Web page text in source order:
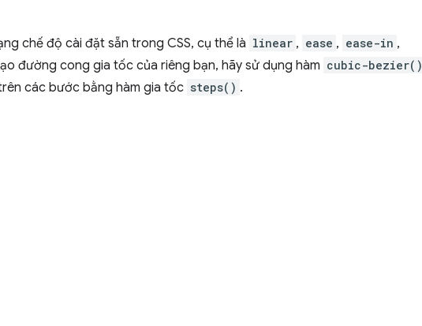
chế độ cài đặt sẵn trong CSS, cụ thể là linear , ease , ease-in ,
đường cong gia tốc của riêng bạn, hãy sử dụng hàm cubic-bezier()
các bước bằng hàm gia tốc steps() .